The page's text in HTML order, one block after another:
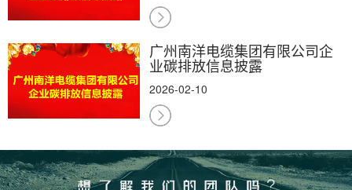
广州南洋电缆集团有限公司企
业碳排放信息披露
2026-02-10